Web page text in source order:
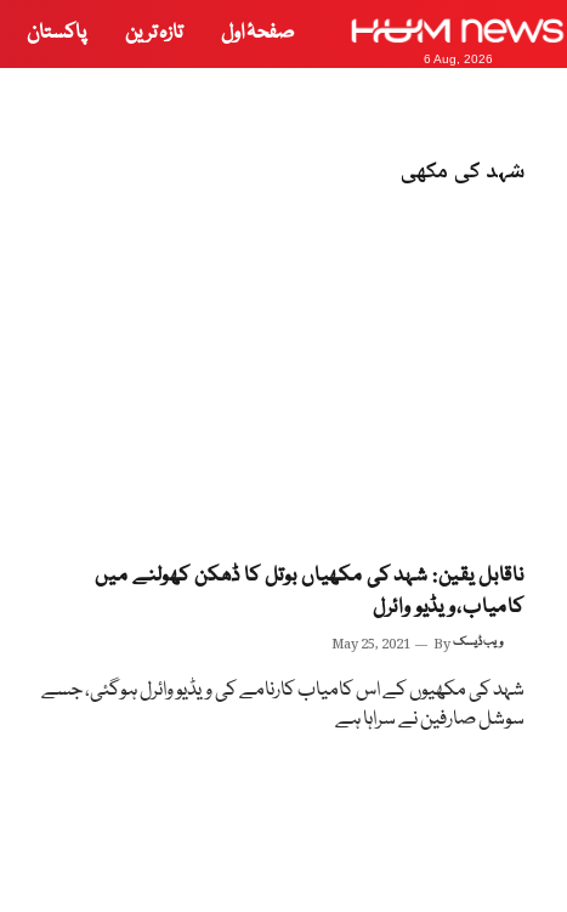
6 Aug, 2026
صفحۂ اول تازہ ترین پاکستان
شہد کی مکھی
ناقابل یقین: شہد کی مکھیاں بوتل کا ڈھکن کھولنے میں
کامیاب،ویڈیو وائرل
May 25, 2021 Byویب ڈیسک
شہد کی مکھیوں کے اس کامیاب کارنامے کی ویڈیو وائرل ہوگئی، جسے
سوشل صارفین نے سراہا ہے